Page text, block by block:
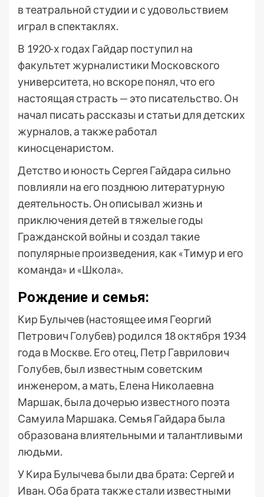
в театральной студии и с удовольствием
играл в спектаклях.
В 1920-х годах Гайдар поступил на
факультет журналистики Московского
университета, но вскоре понял, что его
настоящая страсть — это писательство. Он
начал писать рассказы и статьи для детских
журналов, а также работал
киносценаристом.
Детство и юность Сергея Гайдара сильно
повлияли на его позднюю литературную
деятельность. Он описывал жизнь и
приключения детей в тяжелые годы
Гражданской войны и создал такие
популярные произведения, как «Тимур и его
команда» и «Школа».
Рождение и семья:
Кир Булычев (настоящее имя Георгий
Петрович Голубев) родился 18 октября 1934
года в Москве. Его отец, Петр Гаврилович
Голубев, был известным советским
инженером, а мать, Елена Николаевна
Маршак, была дочерью известного поэта
Самуила Маршака. Семья Гайдара была
образована влиятельными и талантливыми
людьми.
У Кира Булычева были два брата: Сергей и
Иван. Оба брата также стали известными